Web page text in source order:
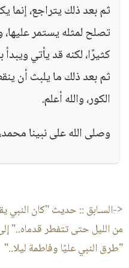
ثم بعد ذلك يتراجع،
تصلح لمثله يستمر
كثيرًا، لكنه قد يأتي
ثم بعد ذلك ما يلبث أن
الكور، والله أعلم.
وصلى الله على نبينا
<-السـابق ::حديث "كان النبي
من الليل حتى تتفطر قدماه.."
"طرق النبي عليًا وفاطمة ليلا.."